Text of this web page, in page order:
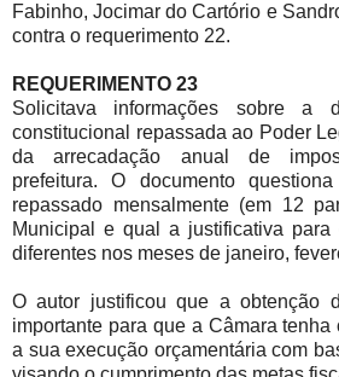
Fabinho, Jocimar do Cartório e
contra o requerimento 22.
REQUERIMENTO 23
Solicitava informações sobre a
constitucional repassada ao Poder
da arrecadação anual de
prefeitura. O documento
repassado mensalmente (em 12
Municipal e qual a justificativa
diferentes nos meses de janeiro,
O autor justificou que a obtenção
importante para que a Câmara
a sua execução orçamentária com